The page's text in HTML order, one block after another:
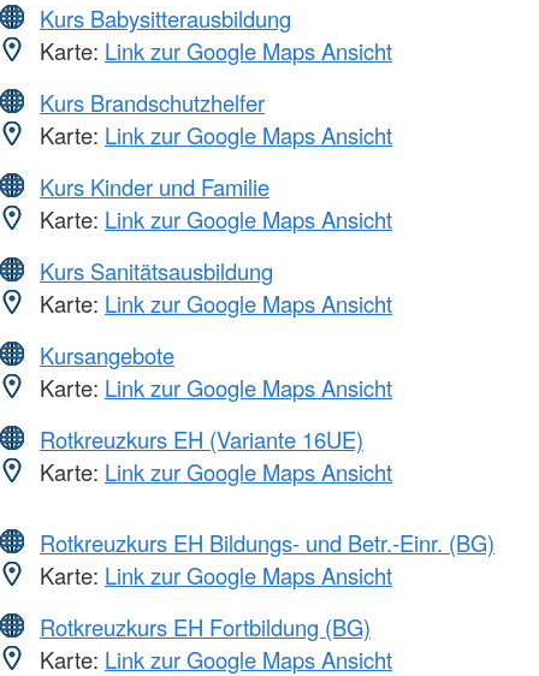
Kurs Babysitterausbildung
Karte: Link zur Google Maps Ansicht
Kurs Brandschutzhelfer
Karte: Link zur Google Maps Ansicht
Kurs Kinder und Familie
Karte: Link zur Google Maps Ansicht
Kurs Sanitätsausbildung
Karte: Link zur Google Maps Ansicht
Kursangebote
Karte: Link zur Google Maps Ansicht
Rotkreuzkurs EH (Variante 16UE)
Karte: Link zur Google Maps Ansicht
Rotkreuzkurs EH Bildungs- und Betr.-Einr. (BG)
Karte: Link zur Google Maps Ansicht
Rotkreuzkurs EH Fortbildung (BG)
Karte: Link zur Google Maps Ansicht